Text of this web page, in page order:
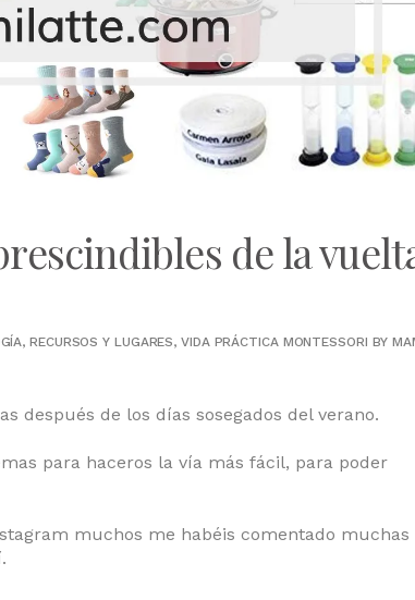
de la
,RECURSOS Y LUGARES,VIDA PRÁCTICA MONTESSORI BY
después de los días sosegados del verano.
para haceros la vía más fácil, para poder
muchos me habéis comentado muchas